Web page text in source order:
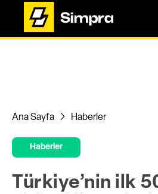
Ana Sayfa Haberler
Haberler
Türkiye’nin ilk